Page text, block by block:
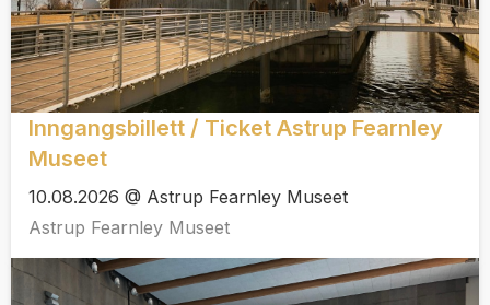
Inngangsbillett / Ticket Astrup Fearnley
Museet
10.08.2026 @ Astrup Fearnley Museet
Astrup Fearnley Museet